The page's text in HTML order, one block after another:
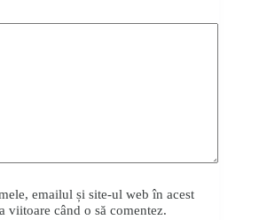
emailul și site-ul web în acest
viitoare când o să comentez.